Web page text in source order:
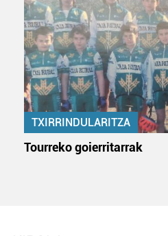
zerbitzuak hobetzeko asmoz,
baliatzen gara. Ohar hau
erabiltzeko baimen esplizitua
irakurri
TXIRRINDULARITZA
Tourreko goierritarrak